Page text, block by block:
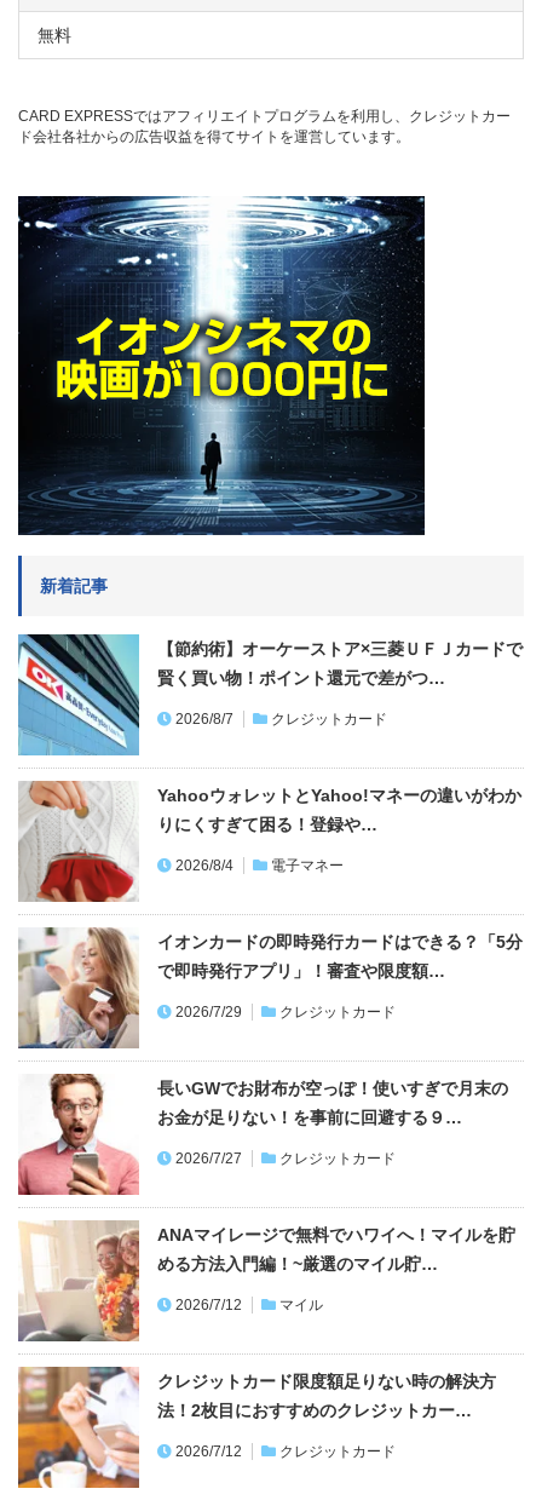
無料
CARD EXPRESSではアフィリエイトプログラムを利用し、クレジットカー
ド会社各社からの広告収益を得てサイトを運営しています。
新着記事
【節約術】オーケーストア×三菱ＵＦＪカードで
賢く買い物！ポイント還元で差がつ…
2026/8/7 クレジットカード
YahooウォレットとYahoo!マネーの違いがわか
りにくすぎて困る！登録や…
2026/8/4 電子マネー
イオンカードの即時発行カードはできる？「5分
で即時発行アプリ」！審査や限度額…
2026/7/29 クレジットカード
長いGWでお財布が空っぽ！使いすぎで月末の
お金が足りない！を事前に回避する９…
2026/7/27 クレジットカード
ANAマイレージで無料でハワイへ！マイルを貯
める方法入門編！~厳選のマイル貯…
2026/7/12 マイル
クレジットカード限度額足りない時の解決方
法！2枚目におすすめのクレジットカー…
2026/7/12 クレジットカード